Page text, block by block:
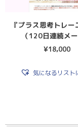
『プラス思考トレー
（120日連続メー
¥18,000
気になるリスト